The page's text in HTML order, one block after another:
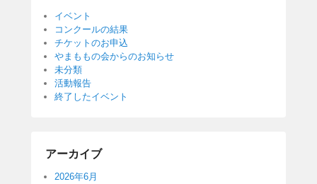
イベント
コンクールの結果
チケットのお申込
やまももの会からのお知らせ
未分類
活動報告
終了したイベント
アーカイブ
2026年6月